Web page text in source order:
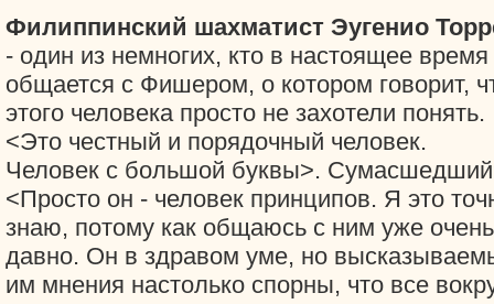
Филиппинский шахматист Эугенио
- один из немногих, кто в настоящее время
общается с Фишером, о котором говорит,
этого человека просто не захотели понять.
<Это честный и порядочный человек.
Человек с большой буквы>.
<Просто он - человек принципов. Я это
знаю, потому как общаюсь с ним уже очень
давно. Он в здравом уме, но
им мнения настолько спорны, что все